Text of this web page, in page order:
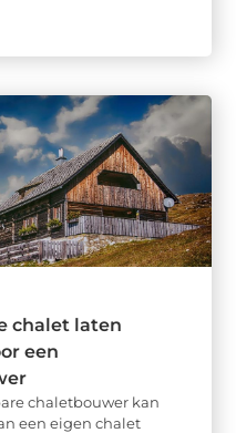
chalet laten
een
chaletbouwer kan
een eigen chalet